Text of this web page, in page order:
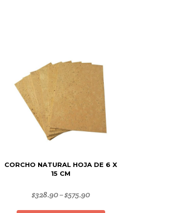
CORCHO NATURAL HOJA DE 6 X
15 CM
$328.90–$575.90
Este